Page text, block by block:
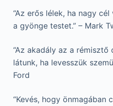
“Az erős lélek, ha nagy
a gyönge testet.” – Mark
“Az akadály az a
látunk, ha levesszük
Ford
“Kevés, hogy önmagában